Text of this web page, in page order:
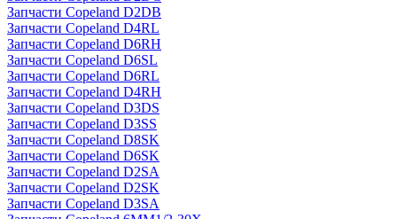
Запчасти Copeland D2DB
Запчасти Copeland D4RL
Запчасти Copeland D6RH
Запчасти Copeland D6SL
Запчасти Copeland D6RL
Запчасти Copeland D4RH
Запчасти Copeland D3DS
Запчасти Copeland D3SS
Запчасти Copeland D8SK
Запчасти Copeland D6SK
Запчасти Copeland D2SA
Запчасти Copeland D2SK
Запчасти Copeland D3SA